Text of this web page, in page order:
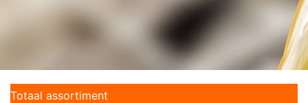
Totaal assortiment